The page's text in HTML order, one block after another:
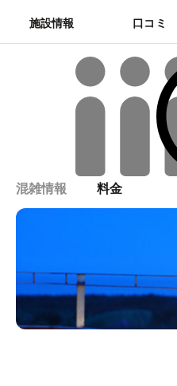
施設情報 口コミ
混雑情報 料金